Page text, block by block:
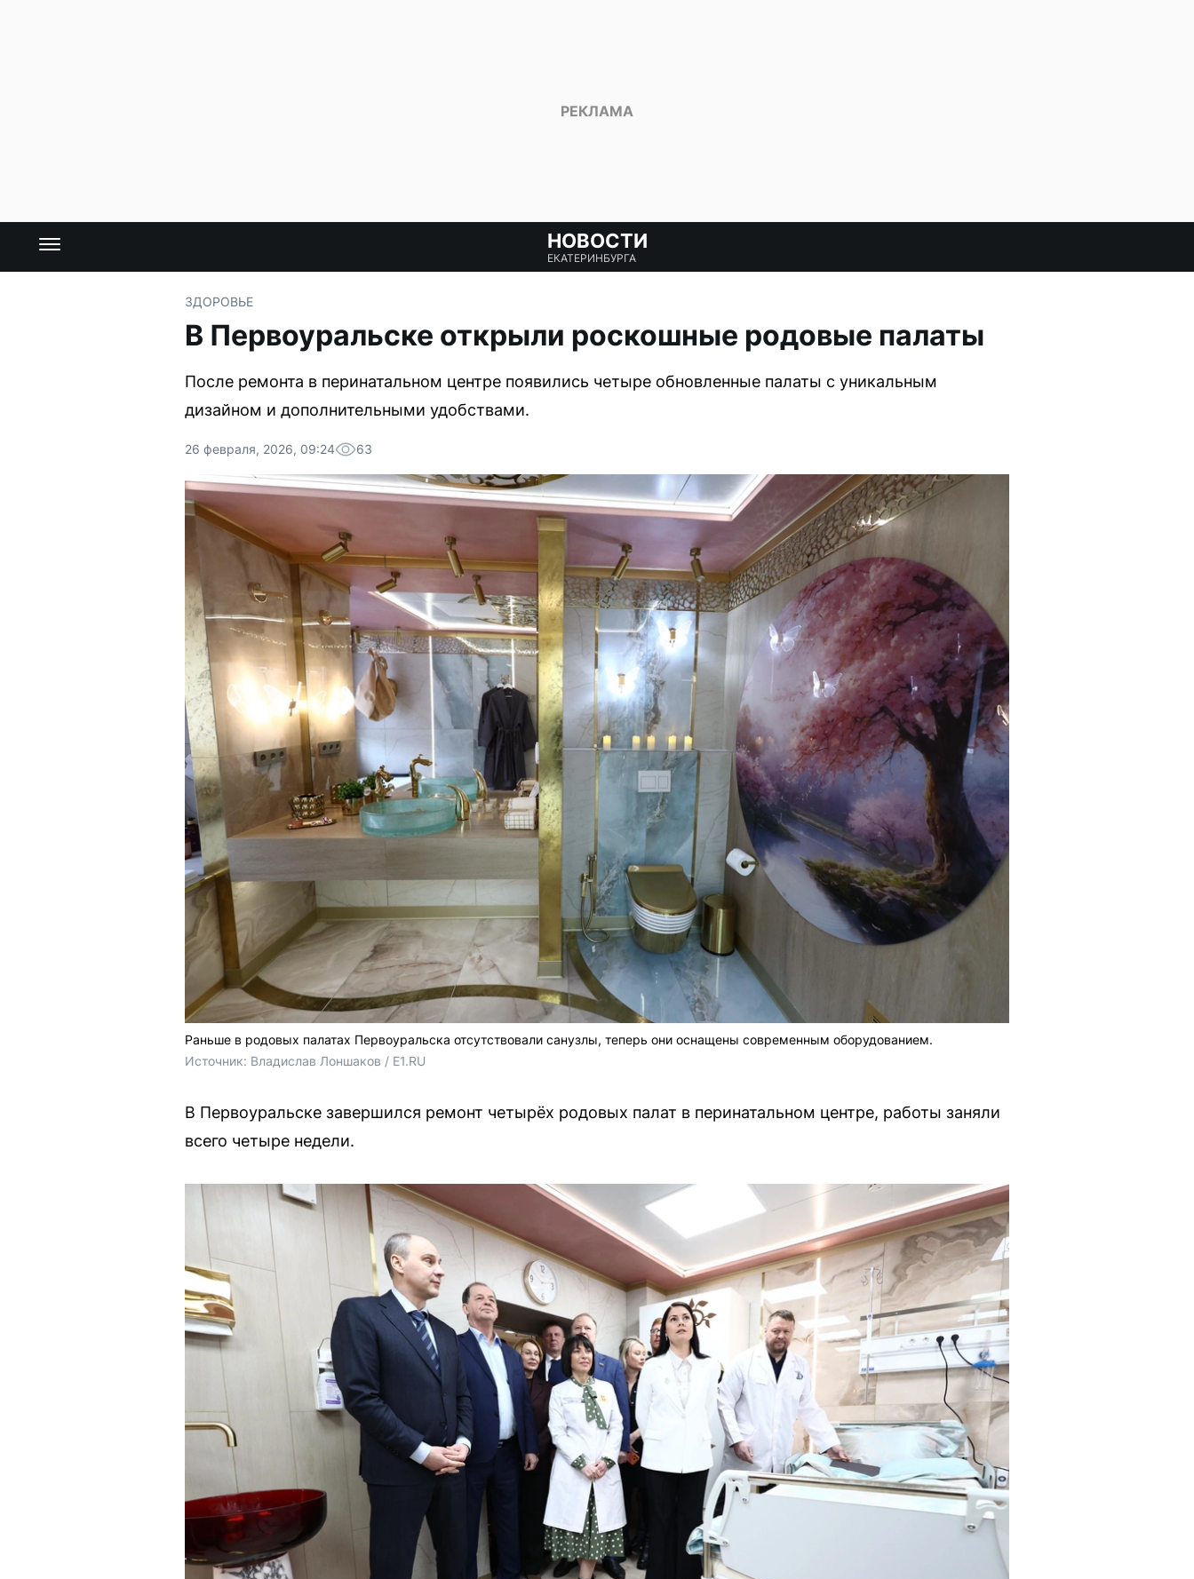
НОВОСТИ
ЕКАТЕРИНБУРГА
ЗДОРОВЬЕ
В Первоуральске открыли роскошные родовые палаты
После ремонта в перинатальном центре появились четыре обновленные палаты с уникальным
дизайном и дополнительными удобствами.
26 февраля, 2026, 09:24 63
Раньше в родовых палатах Первоуральска отсутствовали санузлы, теперь они оснащены современным оборудованием.
Источник: Владислав Лоншаков / E1.RU
В Первоуральске завершился ремонт четырёх родовых палат в перинатальном центре, работы заняли
всего четыре недели.